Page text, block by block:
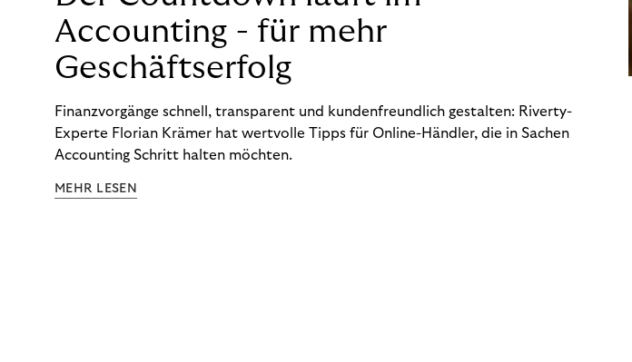
Accounting - für mehr
Geschäftserfolg
Finanzvorgänge schnell, transparent und kundenfreundlich gestalten: Riverty-
Experte Florian Krämer hat wertvolle Tipps für Online-Händler, die in Sachen
Accounting Schritt halten möchten.
MEHR LESEN